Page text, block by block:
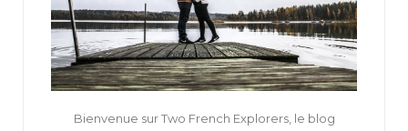
Bienvenue sur Two French Explorers, le blog